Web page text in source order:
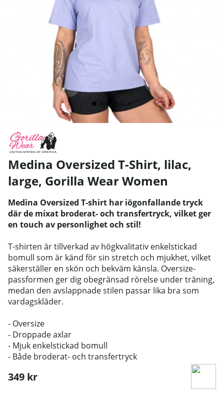
Medina Oversized T-Shirt, lilac,
large, Gorilla Wear Women
Medina Oversized T-shirt har iögonfallande tryck
där de mixat broderat- och transfertryck, vilket ger
en touch av personlighet och stil!
T-shirten är tillverkad av högkvalitativ enkelstickad
bomull som är känd för sin stretch och mjukhet, vilket
säkerställer en skön och bekväm känsla. Oversize-
passformen ger dig obegränsad rörelse under träning,
medan den avslappnade stilen passar lika bra som
vardagskläder.
- Oversize
- Droppade axlar
- Mjuk enkelstickad bomull
- Både broderat- och transfertryck
349 kr